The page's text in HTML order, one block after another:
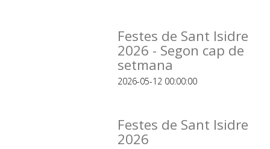
Festes de Sant Isidre
2026 - Segon cap de
setmana
2026-05-12 00:00:00
Festes de Sant Isidre
2026